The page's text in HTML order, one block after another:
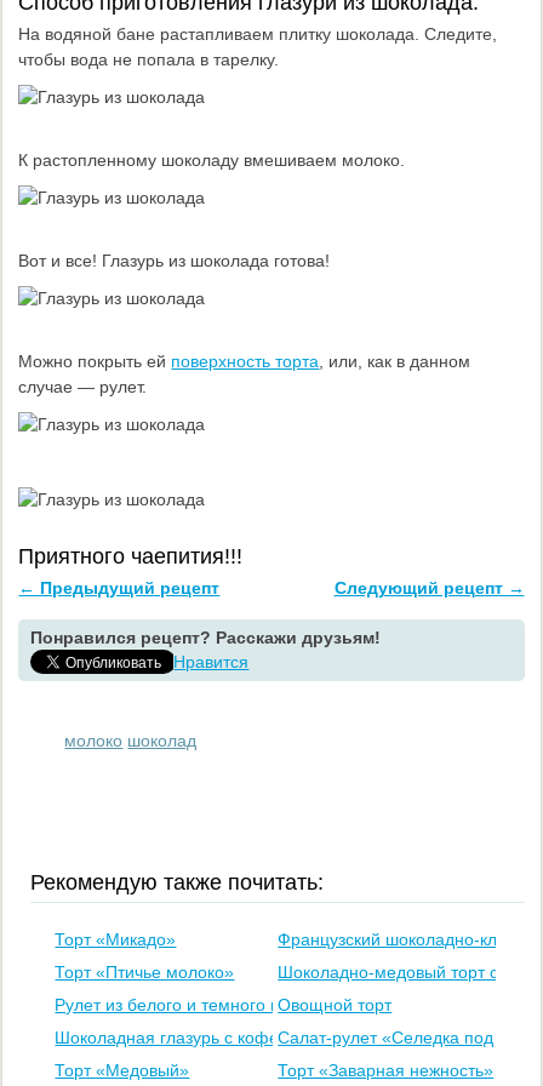
На водяной бане растапливаем плитку шоколада. Следите,
чтобы вода не попала в тарелку.
К растопленному шоколаду вмешиваем молоко.
Вот и все! Глазурь из шоколада готова!
Можно покрыть ей поверхность торта , или, как в данном
случае — рулет.
Приятного чаепития!!!
← Предыдущий рецепт Следующий рецепт →
Понравился рецепт? Расскажи друзьям!
Нравится
молоко шоколад
Рекомендую также почитать:
Торт «Микадо»
Французский шоколадно-
Торт «Птичье молоко»
Шоколадно-медовый торт со
Рулет из белого и темного шоколада
Овощной торт
Шоколадная глазурь с кофеСалат-рулет «Селедка под
Торт «Медовый»
Торт «Заварная нежность»